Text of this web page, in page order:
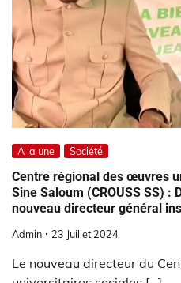
A la une Société
Centre régional des œuvres
Sine Saloum (CROUSS SS) :
nouveau directeur général
Admin 23 Juillet 2024
Le nouveau directeur du